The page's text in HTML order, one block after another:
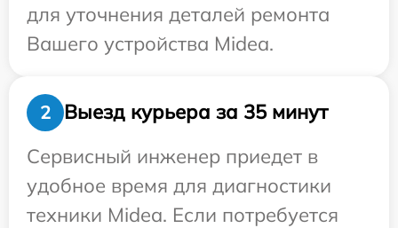
для уточнения деталей ремонта
Вашего устройства Midea.
2
Выезд курьера за 35 минут
Сервисный инженер приедет в
удобное время для диагностики
техники Midea. Если потребуется